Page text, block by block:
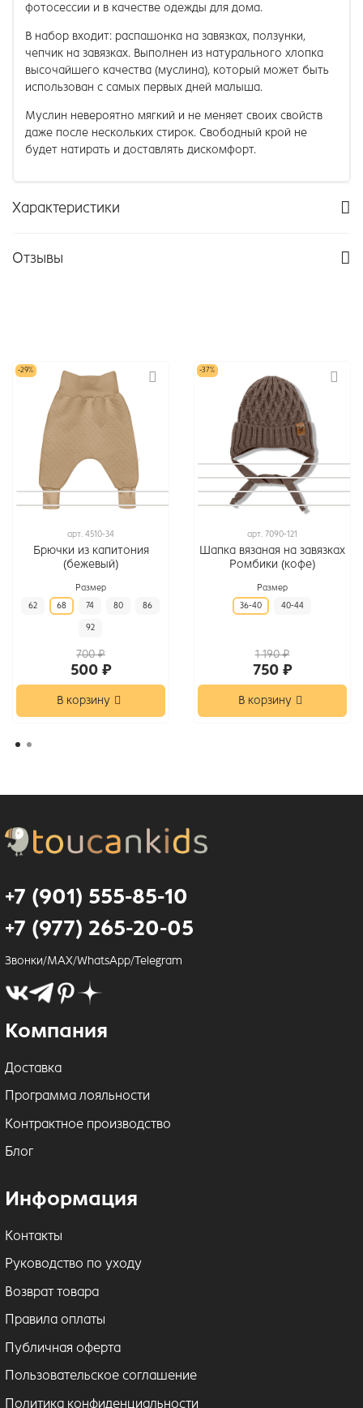
фотосессии и в качестве одежды для дома.
В набор входит: распашонка на завязках, ползунки,
чепчик на завязках. Выполнен из натурального хлопка
высочайшего качества (муслина), который может быть
использован с самых первых дней малыша.
Муслин невероятно мягкий и не меняет своих свойств
даже после нескольких стирок. Свободный крой не
будет натирать и доставлять дискомфорт.
Характеристики
Отзывы
-29%
арт. 4510-34
Брючки из капитония
(бежевый)
Размер
62 68 74 80 86
92
700 ₽
500 ₽
В корзину
-37%
арт. 7090-121
Шапка вязаная на завязках
Ромбики (кофе)
Размер
36-40 40-44
1 190 ₽
750 ₽
В корзину
+7 (901) 555-85-10
+7 (977) 265-20-05
Звонки/MAX/WhatsApp/Telegram
Компания
Доставка
Программа лояльности
Контрактное производство
Блог
Информация
Контакты
Руководство по уходу
Возврат товара
Правила оплаты
Публичная оферта
Пользовательское соглашение
Политика конфиденциальности